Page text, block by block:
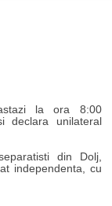
la ora 8:00
declara unilateral
din Dolj,
independenta, cu